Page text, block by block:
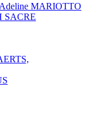
MARIOTTO
SACRE